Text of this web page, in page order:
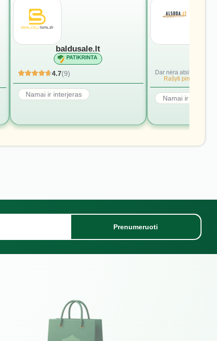
baldusale.lt
PATIKRINTA
4.7(9)
Namai ir interjeras
Dar nėra atsiliepimų.
Rašyti pirmąjį.
Namai ir
Prenumeruoti